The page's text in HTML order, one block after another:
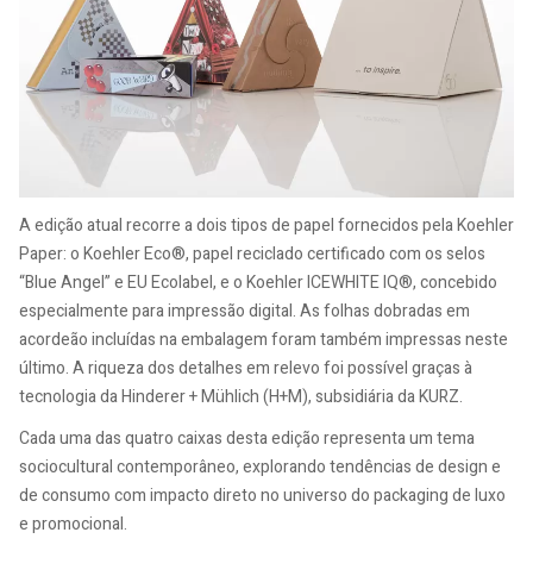
A edição atual recorre a dois tipos de papel fornecidos pela Koehler
Paper: o Koehler Eco®, papel reciclado certificado com os selos
“Blue Angel” e EU Ecolabel, e o Koehler ICEWHITE IQ®, concebido
especialmente para impressão digital. As folhas dobradas em
acordeão incluídas na embalagem foram também impressas neste
último. A riqueza dos detalhes em relevo foi possível graças à
tecnologia da Hinderer + Mühlich (H+M), subsidiária da KURZ.
Cada uma das quatro caixas desta edição representa um tema
sociocultural contemporâneo, explorando tendências de design e
de consumo com impacto direto no universo do packaging de luxo
e promocional.